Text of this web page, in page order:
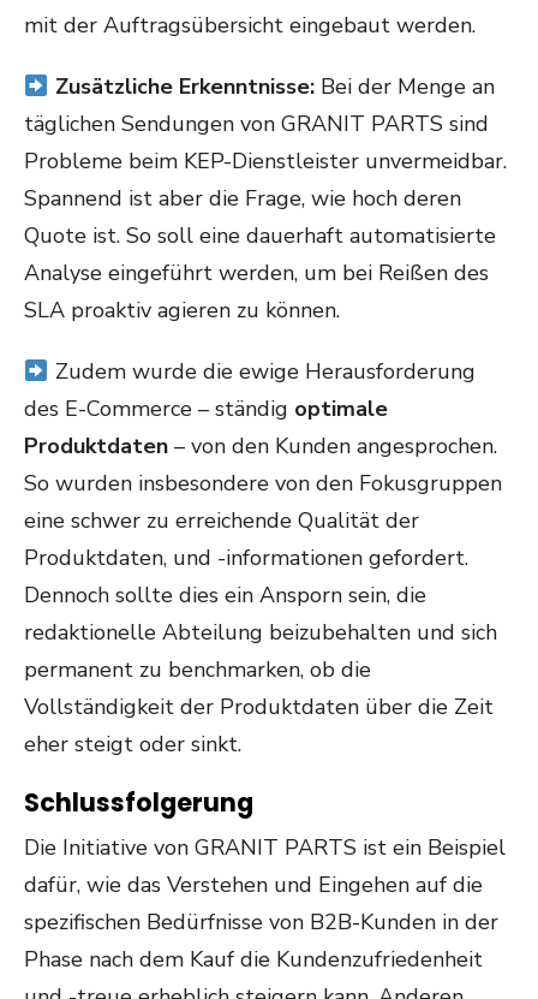
mit der Auftragsübersicht eingebaut werden.
Zusätzliche Erkenntnisse:Bei der Menge an
täglichen Sendungen von GRANIT PARTS sind
Probleme beim KEP-Dienstleister unvermeidbar.
Spannend ist aber die Frage, wie hoch deren
Quote ist. So soll eine dauerhaft automatisierte
Analyse eingeführt werden, um bei Reißen des
SLA proaktiv agieren zu können.
Zudem wurde die ewige Herausforderung
des E-Commerce – ständig optimale
Produktdaten – von den Kunden angesprochen.
So wurden insbesondere von den Fokusgruppen
eine schwer zu erreichende Qualität der
Produktdaten, und -informationen gefordert.
Dennoch sollte dies ein Ansporn sein, die
redaktionelle Abteilung beizubehalten und sich
permanent zu benchmarken, ob die
Vollständigkeit der Produktdaten über die Zeit
eher steigt oder sinkt.
Schlussfolgerung
Die Initiative von GRANIT PARTS ist ein Beispiel
dafür, wie das Verstehen und Eingehen auf die
spezifischen Bedürfnisse von B2B-Kunden in der
Phase nach dem Kauf die Kundenzufriedenheit